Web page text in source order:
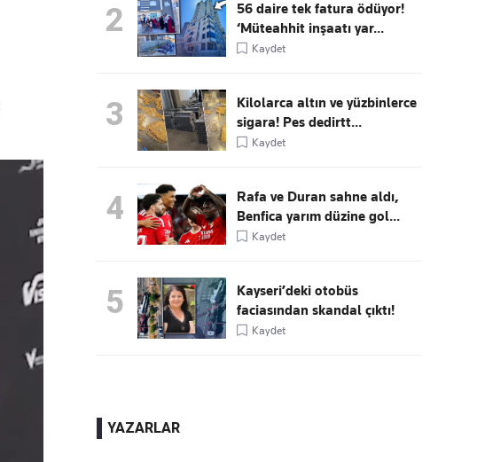
2
56 daire tek fatura ödüyor!
‘Müteahhit inşaatı yar...
Kaydet
3
Kilolarca altın ve yüzbinlerce
sigara! Pes dedirtt...
Kaydet
4
Rafa ve Duran sahne aldı,
Benfica yarım düzine gol...
Kaydet
5
Kayseri’deki otobüs
faciasından skandal çıktı!
Kaydet
YAZARLAR